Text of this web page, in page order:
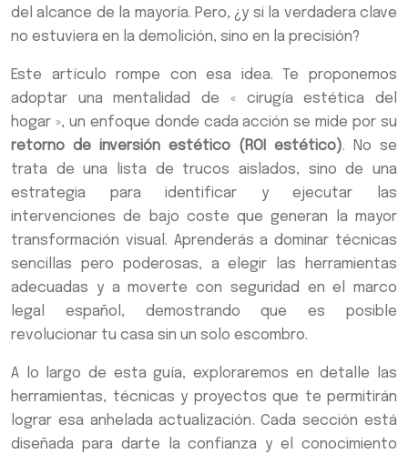
del alcance de la mayoría. Pero, ¿y si la verdadera clave
no estuviera en la demolición, sino en la precisión?
Este artículo rompe con esa idea. Te proponemos
adoptar una mentalidad de « cirugía estética del
hogar », un enfoque donde cada acción se mide por su
retorno de inversión estético (ROI estético). No se
trata de una lista de trucos aislados, sino de una
estrategia para identificar y ejecutar las
intervenciones de bajo coste que generan la mayor
transformación visual. Aprenderás a dominar técnicas
sencillas pero poderosas, a elegir las herramientas
adecuadas y a moverte con seguridad en el marco
legal español, demostrando que es posible
revolucionar tu casa sin un solo escombro.
A lo largo de esta guía, exploraremos en detalle las
herramientas, técnicas y proyectos que te permitirán
lograr esa anhelada actualización. Cada sección está
diseñada para darte la confianza y el conocimiento